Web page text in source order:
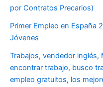
por Contratos Precarios)
Primer Empleo en España
Jóvenes
Trabajos, vendedor inglés,
encontrar trabajo, busco
empleo gratuitos, los